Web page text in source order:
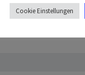
Cookie Einstellungen